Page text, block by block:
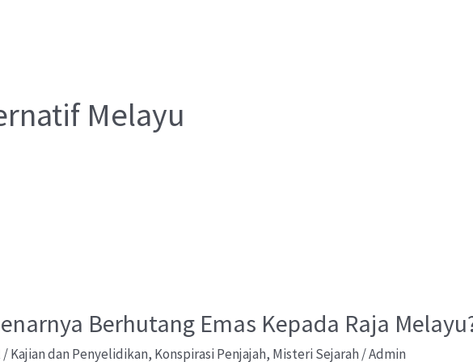
Melayu
Berhutang Emas Kepada Raja
/Kajian dan Penyelidikan, Konspirasi Penjajah, Misteri Sejarah /Admin